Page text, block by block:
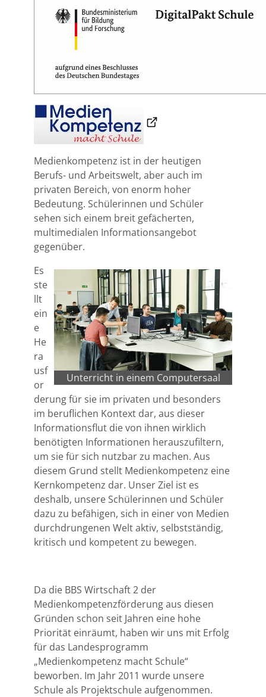
Medienkompetenz ist in der heutigen
Berufs- und Arbeitswelt, aber auch im
privaten Bereich, von enorm hoher
Bedeutung. Schülerinnen und Schüler
sehen sich einem breit gefächerten,
multimedialen Informationsangebot
gegenüber.
Unterricht in einem Computersaal
Es
ste
llt
ein
e
He
ra
usf
or
derung für sie im privaten und besonders
im beruflichen Kontext dar, aus dieser
Informationsflut die von ihnen wirklich
benötigten Informationen herauszufiltern,
um sie für sich nutzbar zu machen. Aus
diesem Grund stellt Medienkompetenz eine
Kernkompetenz dar. Unser Ziel ist es
deshalb, unsere Schülerinnen und Schüler
dazu zu befähigen, sich in einer von Medien
durchdrungenen Welt aktiv, selbstständig,
kritisch und kompetent zu bewegen.
Da die BBS Wirtschaft 2 der
Medienkompetenzförderung aus diesen
Gründen schon seit Jahren eine hohe
Priorität einräumt, haben wir uns mit Erfolg
für das Landesprogramm
„Medienkompetenz macht Schule“
beworben. Im Jahr 2011 wurde unsere
Schule als Projektschule aufgenommen.